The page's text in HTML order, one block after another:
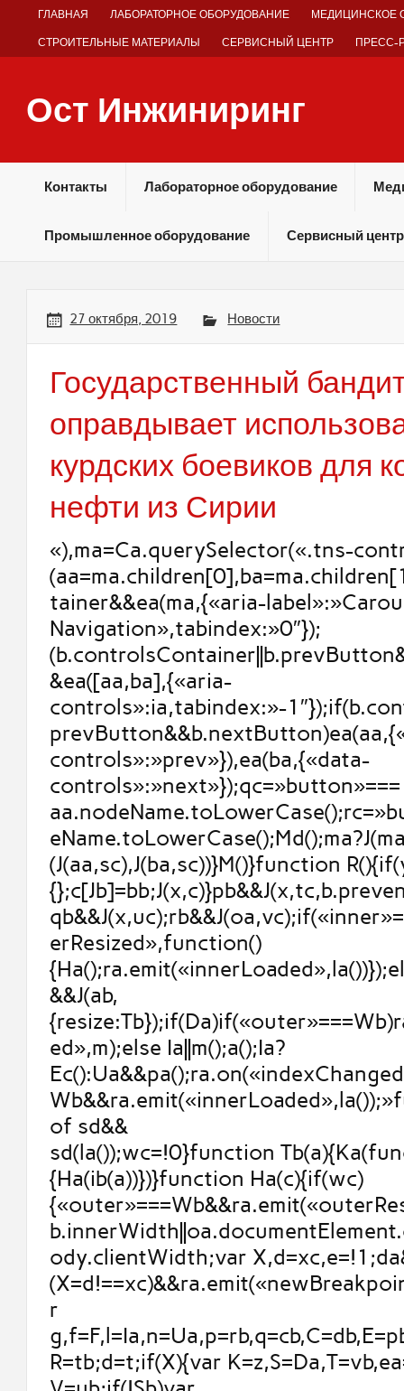
ГЛАВНАЯ ЛАБОРАТОРНОЕ ОБОРУДОВАНИЕ МЕДИЦИНСКОЕ
СТРОИТЕЛЬНЫЕ МАТЕРИАЛЫ СЕРВИСНЫЙ ЦЕНТР ПРЕСС-
Ост Инжиниринг
Контакты Лабораторное оборудование
Промышленное оборудование Сервисный центр
27 октября, 2019 Новости
Государственный
оправдывает
курдских боевиков для
нефти из Сирии
«),ma=Ca.querySelector(«.tns-
tainer&&ea(ma,{«aria-
Navigation»,tabindex:»0″});
&ea([aa,ba],{«aria-
controls»:ia,tabindex:»-
controls»:»prev»}),ea(ba,{«data-
controls»:»next»});qc=»button»===
(J(aa,sc),J(ba,sc))}M()}function
erResized»,function()
&&J(ab,
ed»,m);else Ia||m();a();Ia?
of sd&&
sd(la());wc=!0}function
{Ha(ib(a))})}function Ha(c){if(wc)
ody.clientWidth;var
r
R=tb;d=t;if(X){var